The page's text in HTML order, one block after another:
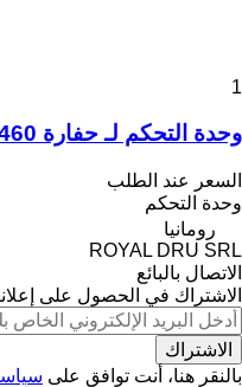
1
وحدة التحكم لـ حفارة Volvo EC460
السعر عند الطلب
وحدة التحكم
رومانيا
ROYAL DRU SRL
الاتصال بالبائع
الاشتراك في الحصول على
الاشتراك
بالنقر هنا، أنت توافق على